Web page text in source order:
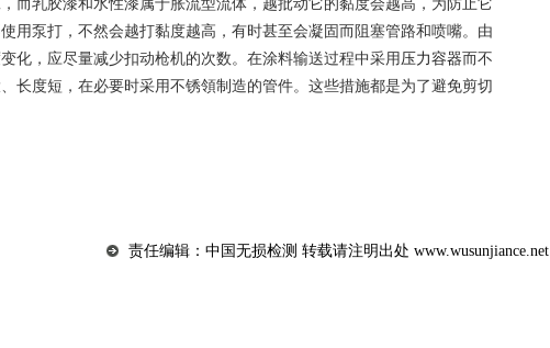
而乳胶漆和水性漆属于胀流型流体，越批动它的黏度会越高，为防止它
用泵打，不然会越打黏度越高，有时甚至会凝固而阻塞管路和喷嘴。由
化，应尽量减少扣动枪机的次数。在涂料输送过程中采用 压力容器而不
长度短，在必要时采用不锈領制造的管件。这些措施都是为了避免剪切
责任编辑：中国无损检测 转载请注明出处 www.wusunjiance.net